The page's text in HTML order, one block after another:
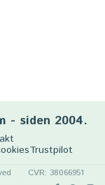
- siden 2004.
Trustpilot
CVR: 38066951